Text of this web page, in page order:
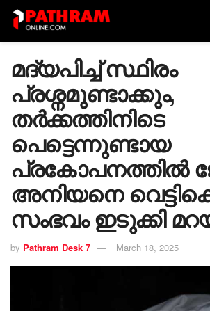
മദ്യപിച്ച് സ്ഥിരം
പ്രശ്നമുണ്ടാക്കും,
തർക്കത്തിനിടെ
പെട്ടെന്നുണ്ടായ
പ്രകോപനത്തിൽ
അനിയനെ
സംഭവം ഇടുക്കി
by Pathram Desk 7 March 18, 2025